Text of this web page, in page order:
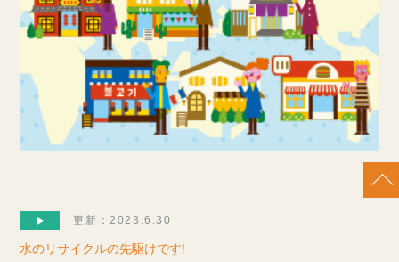
更新：2023.6.30
水のリサイクルの先駆けです!